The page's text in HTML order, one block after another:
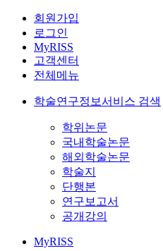
회원가입
로그인
MyRISS
고객센터
전체메뉴
학술연구정보서비스 검색
학위논문
국내학술논문
해외학술논문
학술지
단행본
연구보고서
공개강의
MyRISS